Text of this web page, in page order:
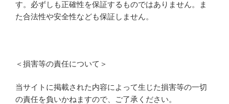
す。必ずしも正確性を保証するものではありません。ま
た合法性や安全性なども保証しません。
＜損害等の責任について＞
当サイトに掲載された内容によって生じた損害等の一切
の責任を負いかねますので、ご了承ください。